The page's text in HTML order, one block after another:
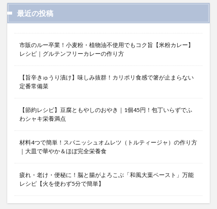
最近の投稿
市販のルー卒業！小麦粉・植物油不使用でもコク旨【米粉カレー】
レシピ｜グルテンフリーカレーの作り方
【旨辛きゅうり漬け】味しみ抜群！カリポリ食感で箸が止まらない
定番常備菜
【節約レシピ】豆腐ともやしのおやき｜1個45円！包丁いらずでふ
わシャキ栄養満点
材料4つで簡単！スパニッシュオムレツ（トルティージャ）の作り方
｜大皿で華やか＆ほぼ完全栄養食
疲れ・老け・便秘に！脳と腸がよろこぶ「和風大葉ペースト」万能
レシピ【火を使わず5分で簡単】